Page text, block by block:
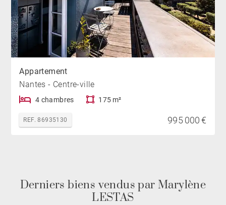
Appartement
Nantes - Centre-ville
4 chambres 175 m²
REF. 86935130 995 000 €
Derniers biens vendus par Marylène
LESTAS